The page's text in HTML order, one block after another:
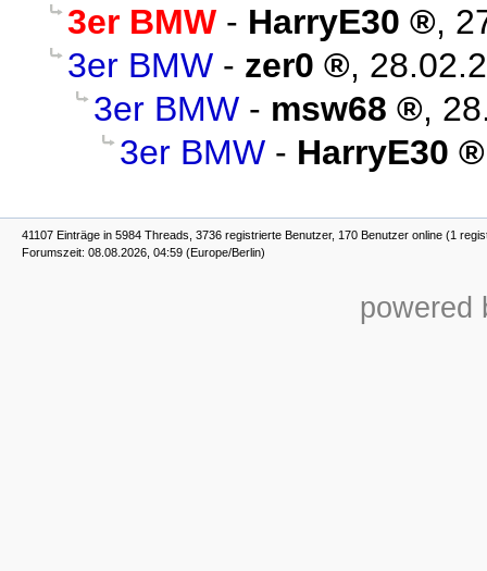
3er BMW - HarryE30 ,
3er BMW - zer0 ,
3er BMW - msw68 ,
3er BMW - HarryE30
41107 Einträge in 5984 Threads, 3736 registrierte Benutzer, 170 Benutzer online (1
Forumszeit: 08.08.2026, 04:59 (Europe/Berlin)
powered